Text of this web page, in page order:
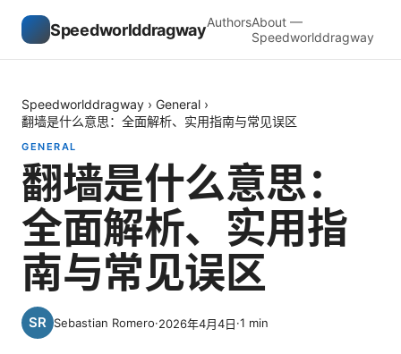
SpeedworlddragwayAuthorsAbout —
Speedworlddragway
Speedworlddragway › General ›
翻墙是什么意思：全面解析、实用指南与常见误区
GENERAL
翻墙是什么意思：
全面解析、实用指
南与常见误区
Sebastian Romero·2026年4月4日·1 min